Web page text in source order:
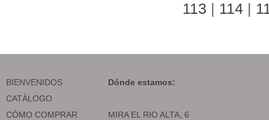
113
114
BIENVENIDOS
CATÁLOGO
CÓMO COMPRAR
Dónde estamos:
MIRA EL RIO ALTA, 6